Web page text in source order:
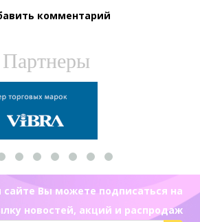
комментарий
Партнеры
Вы можете подписаться на
новостей, акций и распродаж